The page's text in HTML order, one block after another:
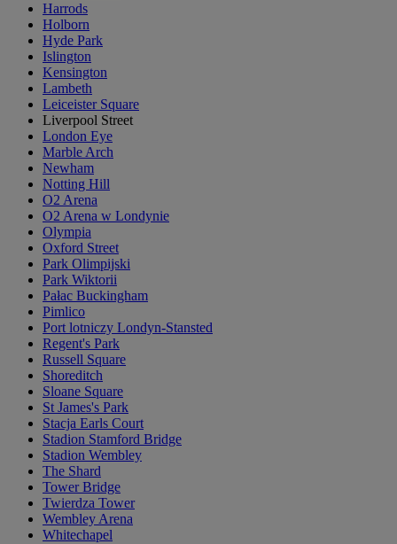
Harrods
Holborn
Hyde Park
Islington
Kensington
Lambeth
Leiceister Square
Liverpool Street
London Eye
Marble Arch
Newham
Notting Hill
O2 Arena
O2 Arena w Londynie
Olympia
Oxford Street
Park Olimpijski
Park Wiktorii
Pałac Buckingham
Pimlico
Port lotniczy Londyn-Stansted
Regent's Park
Russell Square
Shoreditch
Sloane Square
St James's Park
Stacja Earls Court
Stadion Stamford Bridge
Stadion Wembley
The Shard
Tower Bridge
Twierdza Tower
Wembley Arena
Whitechapel